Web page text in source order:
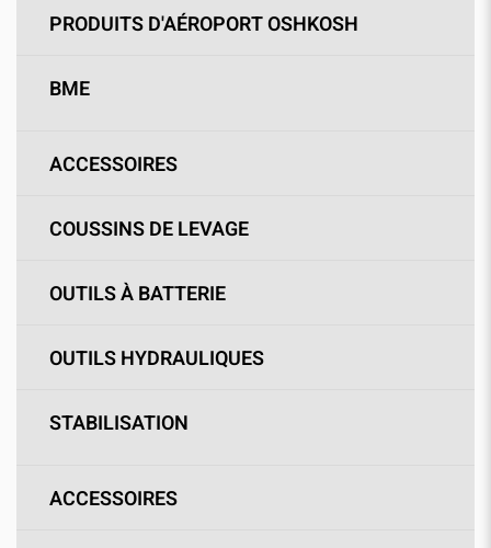
PRODUITS D'AÉROPORT OSHKOSH
BME
ACCESSOIRES
COUSSINS DE LEVAGE
OUTILS À BATTERIE
OUTILS HYDRAULIQUES
STABILISATION
ACCESSOIRES